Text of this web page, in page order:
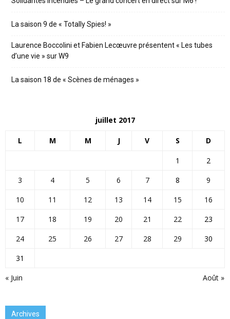
La saison 9 de « Totally Spies! »
Laurence Boccolini et Fabien Lecœuvre présentent « Les tubes
d’une vie » sur W9
La saison 18 de « Scènes de ménages »
juillet 2017
L M M J V S D
« Juin Août »
1
2
3
4 5 6 7 8
9
10
11 12 13 14 15
16
17
18 19 20 21 22
23
24
25 26 27 28 29
30
31
Archives